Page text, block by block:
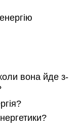
вона йде з-